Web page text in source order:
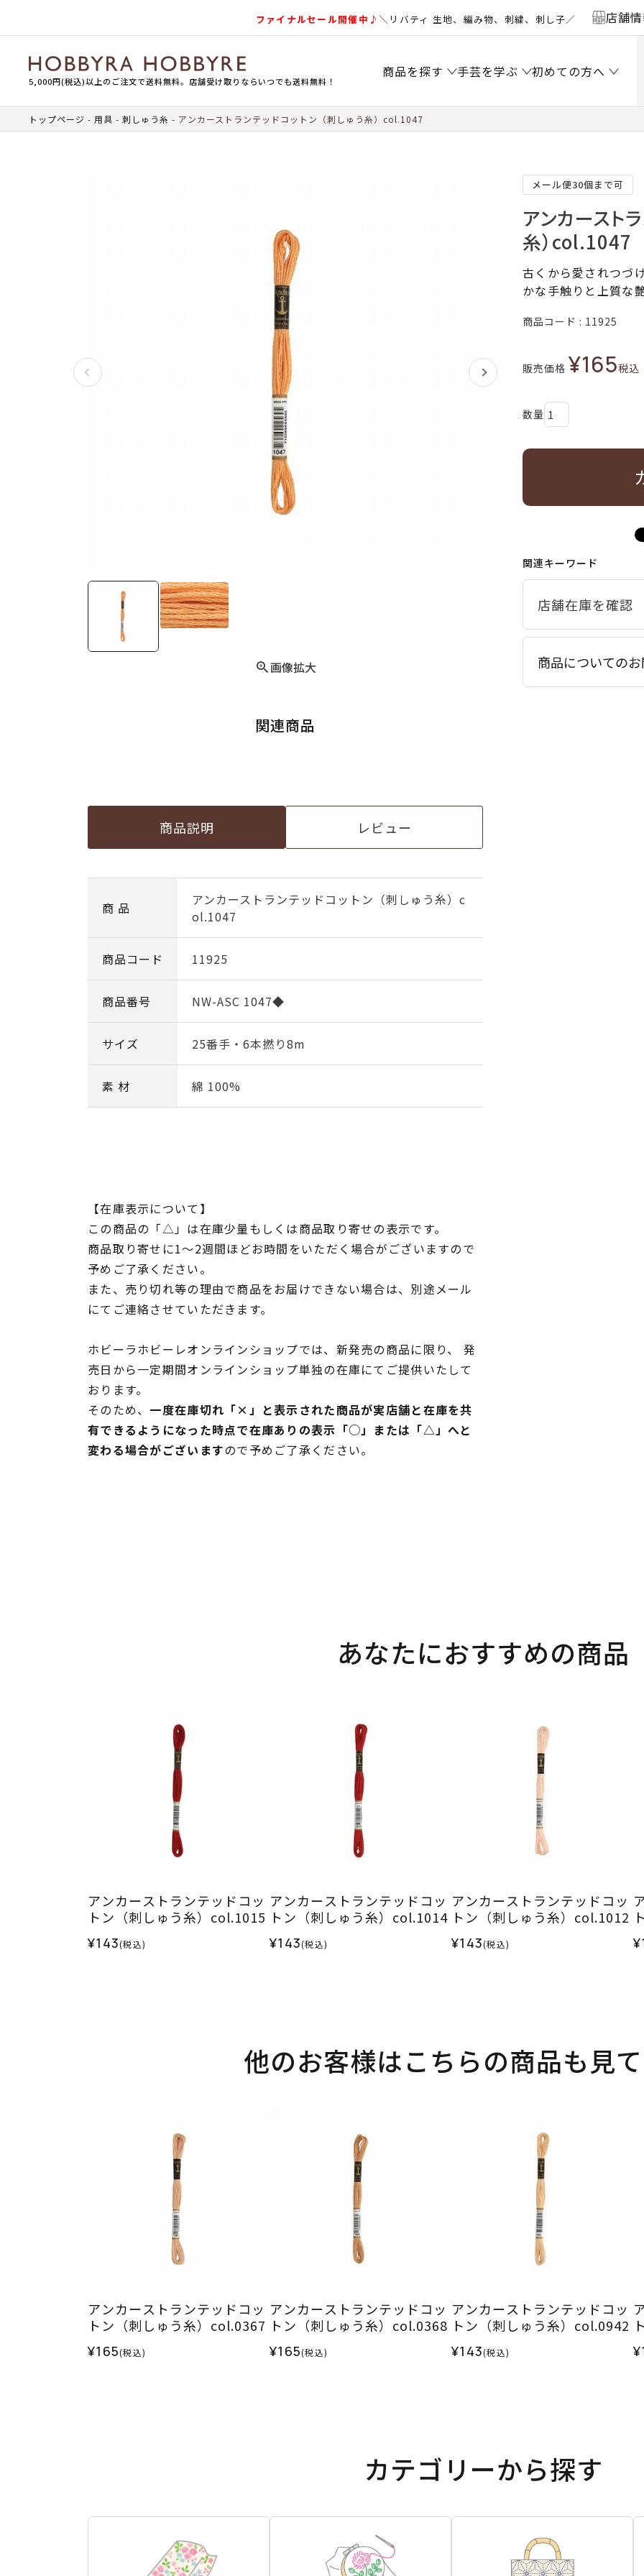
ファイナルセール開催中♪＼リバティ 生地、編み物、刺繍、刺し子／ 店舗
5,000円(税込)以上のご注文で送料無料。店舗受け取りならいつでも送料無料！
商品を探す 手芸を学ぶ 初めての方へ
トップページ 用具 刺しゅう糸 アンカーストランテッドコットン（刺しゅう糸）col.1047
画像拡大
関連商品
商品説明 レビュー
商 品
アンカーストランテッドコットン（刺しゅう糸）c
ol.1047
商品コード 11925
商品番号 NW-ASC 1047◆
サイズ 25番手・6本撚り8m
素 材 綿 100%
【在庫表示について】
この商品の「△」は在庫少量もしくは商品取り寄せの表示です。
商品取り寄せに1～2週間ほどお時間をいただく場合がございますので
予めご了承ください。
また、売り切れ等の理由で商品をお届けできない場合は、別途メール
にてご連絡させていただきます。
ホビーラホビーレオンラインショップでは、新発売の商品に限り、 発
売日から一定期間オンラインショップ単独の在庫にてご提供いたして
おります。
そのため、 一度在庫切れ「×」と表示された商品が実店舗と在庫を共
有できるようになった時点で在庫ありの表示「○」または「△」へと
変わる場合がございますので予めご了承ください。
メール便30個まで可
アンカースト
糸）col.1047
古くから愛されつづ
かな手触りと上質な
商品コード 11925
販売価格 ¥165税込
関連キーワード
商品についての
あなたにおすすめの商品
アンカーストランテッドコッ
トン（刺しゅう糸）col.1015
¥143(税込)
アンカーストランテッドコッ
トン（刺しゅう糸）col.1014
¥143(税込)
アンカーストランテッドコッ
トン（刺しゅう糸）col.1012
¥143(税込)
他のお客様はこちらの商品も見
アンカーストランテッドコッ
トン（刺しゅう糸）col.0367
¥165(税込)
アンカーストランテッドコッ
トン（刺しゅう糸）col.0368
¥165(税込)
アンカーストランテッドコッ
トン（刺しゅう糸）col.0942
¥143(税込)
カテゴリーから探す